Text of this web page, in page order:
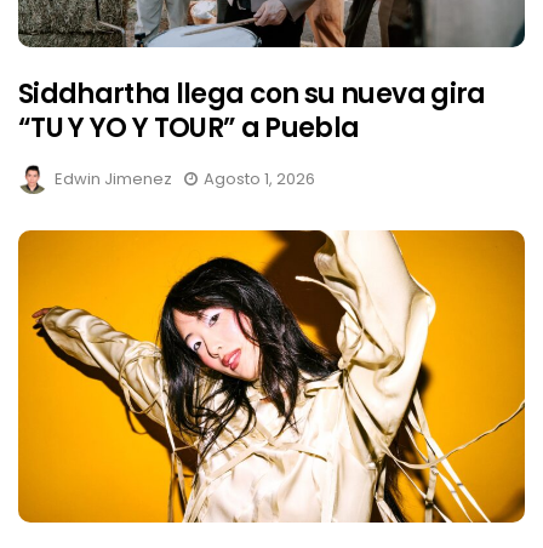
Siddhartha llega con su nueva gira
“TU Y YO Y TOUR” a Puebla
Edwin Jimenez Agosto 1, 2026